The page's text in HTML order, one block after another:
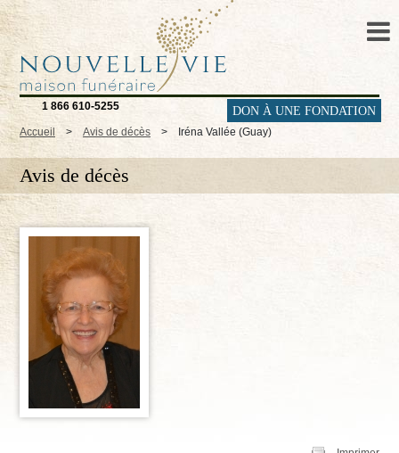
1 866 610-5255 DON À UNE FONDATION
Accueil > Avis de décès > Iréna Vallée (Guay)
Avis de décès